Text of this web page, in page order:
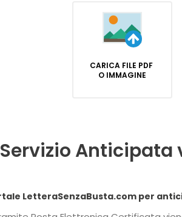
CARICA FILE PDF
O IMMAGINE
Servizio Anticipata
Dichiaro di